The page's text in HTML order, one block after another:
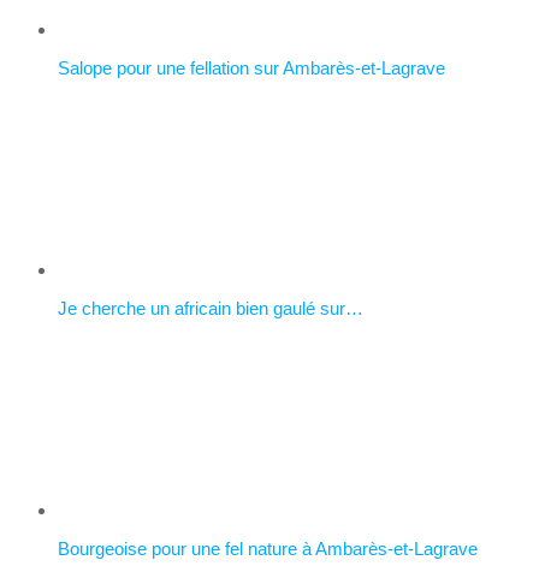
Salope pour une fellation sur Ambarès-et-Lagrave
Je cherche un africain bien gaulé sur…
Bourgeoise pour une fel nature à Ambarès-et-Lagrave